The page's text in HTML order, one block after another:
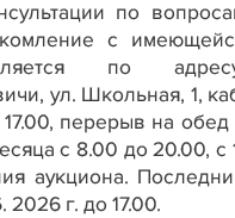
по
с
по
ул. Школьная, 1,
перерыв на обед
с 8.00 до 20.00, с
аукциона.
г. до 17.00.